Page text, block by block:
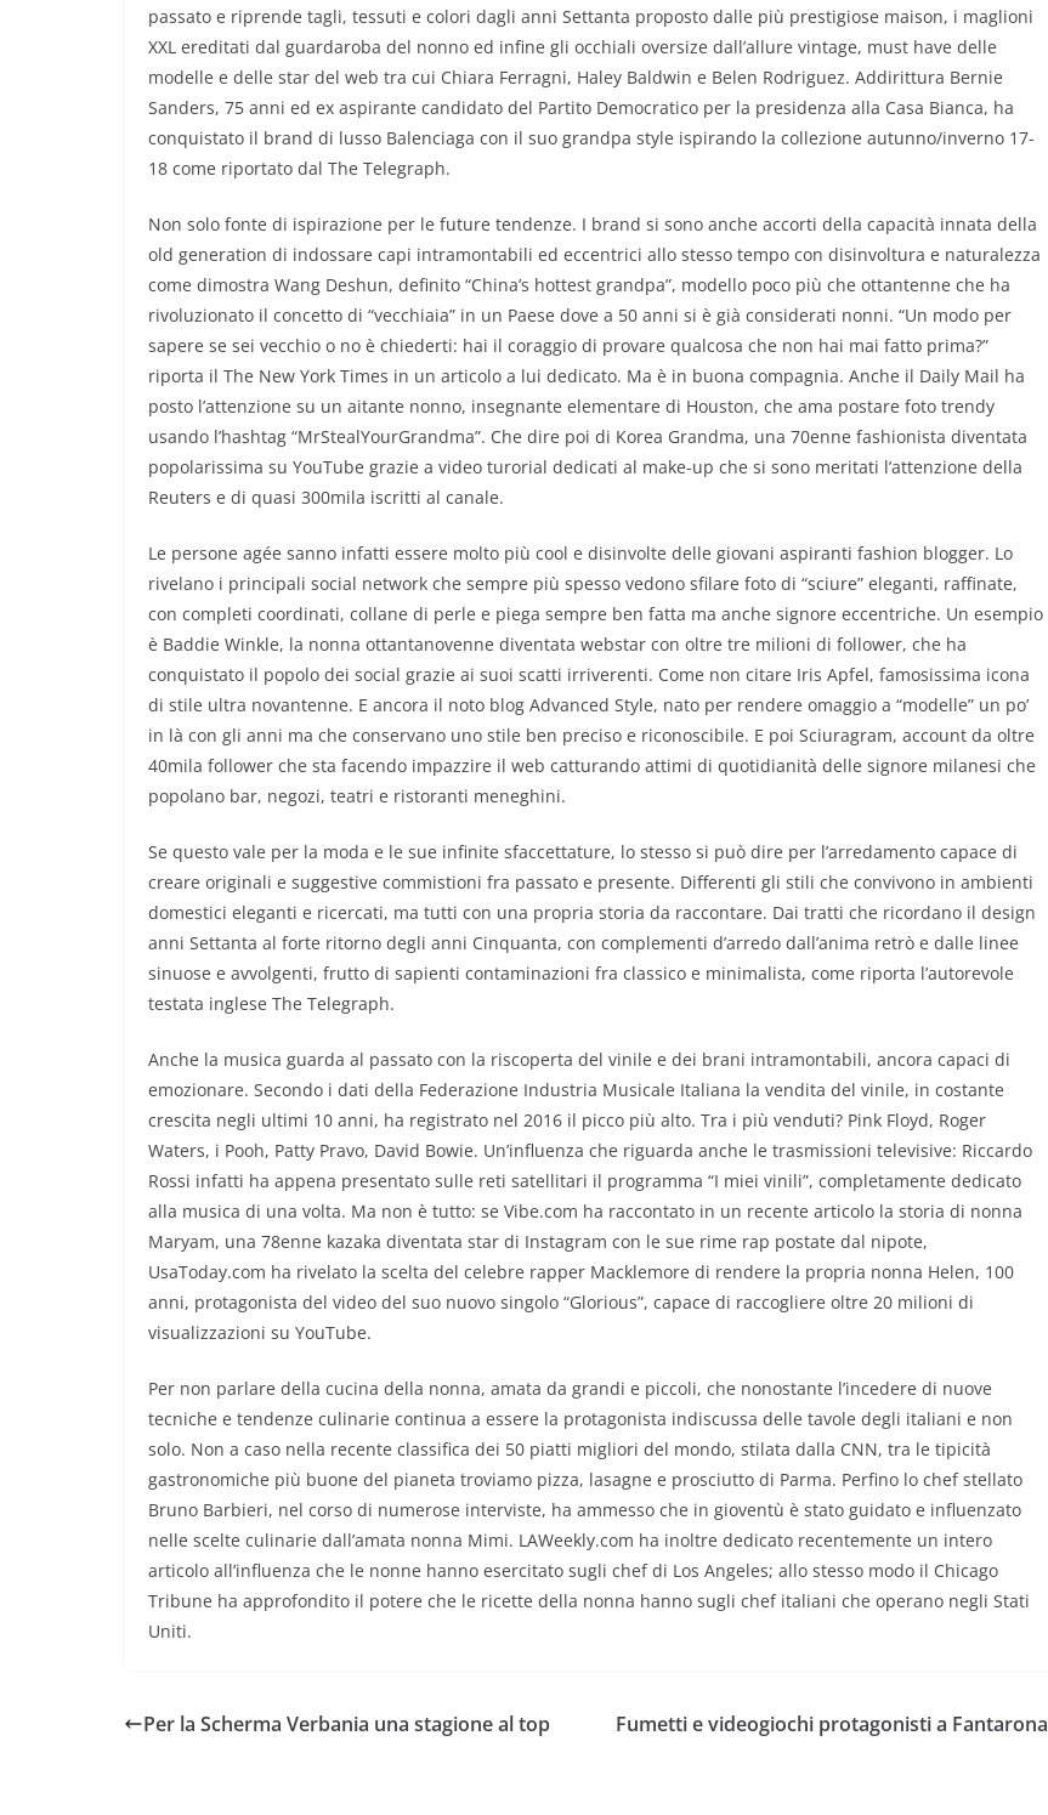
passato e riprende tagli, tessuti e colori dagli anni Settanta proposto dalle più prestigiose maison, i maglioni
XXL ereditati dal guardaroba del nonno ed infine gli occhiali oversize dall’allure vintage, must have delle
modelle e delle star del web tra cui Chiara Ferragni, Haley Baldwin e Belen Rodriguez. Addirittura Bernie
Sanders, 75 anni ed ex aspirante candidato del Partito Democratico per la presidenza alla Casa Bianca, ha
conquistato il brand di lusso Balenciaga con il suo grandpa style ispirando la collezione autunno/inverno 17-
18 come riportato dal The Telegraph.
Non solo fonte di ispirazione per le future tendenze. I brand si sono anche accorti della capacità innata della
old generation di indossare capi intramontabili ed eccentrici allo stesso tempo con disinvoltura e naturalezza
come dimostra Wang Deshun, definito “China’s hottest grandpa”, modello poco più che ottantenne che ha
rivoluzionato il concetto di “vecchiaia” in un Paese dove a 50 anni si è già considerati nonni. “Un modo per
sapere se sei vecchio o no è chiederti: hai il coraggio di provare qualcosa che non hai mai fatto prima?”
riporta il The New York Times in un articolo a lui dedicato. Ma è in buona compagnia. Anche il Daily Mail ha
posto l’attenzione su un aitante nonno, insegnante elementare di Houston, che ama postare foto trendy
usando l’hashtag “MrStealYourGrandma”. Che dire poi di Korea Grandma, una 70enne fashionista diventata
popolarissima su YouTube grazie a video turorial dedicati al make-up che si sono meritati l’attenzione della
Reuters e di quasi 300mila iscritti al canale.
Le persone agée sanno infatti essere molto più cool e disinvolte delle giovani aspiranti fashion blogger. Lo
rivelano i principali social network che sempre più spesso vedono sfilare foto di “sciure” eleganti, raffinate,
con completi coordinati, collane di perle e piega sempre ben fatta ma anche signore eccentriche. Un esempio
è Baddie Winkle, la nonna ottantanovenne diventata webstar con oltre tre milioni di follower, che ha
conquistato il popolo dei social grazie ai suoi scatti irriverenti. Come non citare Iris Apfel, famosissima icona
di stile ultra novantenne. E ancora il noto blog Advanced Style, nato per rendere omaggio a “modelle” un po’
in là con gli anni ma che conservano uno stile ben preciso e riconoscibile. E poi Sciuragram, account da oltre
40mila follower che sta facendo impazzire il web catturando attimi di quotidianità delle signore milanesi che
popolano bar, negozi, teatri e ristoranti meneghini.
Se questo vale per la moda e le sue infinite sfaccettature, lo stesso si può dire per l’arredamento capace di
creare originali e suggestive commistioni fra passato e presente. Differenti gli stili che convivono in ambienti
domestici eleganti e ricercati, ma tutti con una propria storia da raccontare. Dai tratti che ricordano il design
anni Settanta al forte ritorno degli anni Cinquanta, con complementi d’arredo dall’anima retrò e dalle linee
sinuose e avvolgenti, frutto di sapienti contaminazioni fra classico e minimalista, come riporta l’autorevole
testata inglese The Telegraph.
Anche la musica guarda al passato con la riscoperta del vinile e dei brani intramontabili, ancora capaci di
emozionare. Secondo i dati della Federazione Industria Musicale Italiana la vendita del vinile, in costante
crescita negli ultimi 10 anni, ha registrato nel 2016 il picco più alto. Tra i più venduti? Pink Floyd, Roger
Waters, i Pooh, Patty Pravo, David Bowie. Un’influenza che riguarda anche le trasmissioni televisive: Riccardo
Rossi infatti ha appena presentato sulle reti satellitari il programma “I miei vinili”, completamente dedicato
alla musica di una volta. Ma non è tutto: se Vibe.com ha raccontato in un recente articolo la storia di nonna
Maryam, una 78enne kazaka diventata star di Instagram con le sue rime rap postate dal nipote,
UsaToday.com ha rivelato la scelta del celebre rapper Macklemore di rendere la propria nonna Helen, 100
anni, protagonista del video del suo nuovo singolo “Glorious”, capace di raccogliere oltre 20 milioni di
visualizzazioni su YouTube.
Per non parlare della cucina della nonna, amata da grandi e piccoli, che nonostante l’incedere di nuove
tecniche e tendenze culinarie continua a essere la protagonista indiscussa delle tavole degli italiani e non
solo. Non a caso nella recente classifica dei 50 piatti migliori del mondo, stilata dalla CNN, tra le tipicità
gastronomiche più buone del pianeta troviamo pizza, lasagne e prosciutto di Parma. Perfino lo chef stellato
Bruno Barbieri, nel corso di numerose interviste, ha ammesso che in gioventù è stato guidato e influenzato
nelle scelte culinarie dall’amata nonna Mimi. LAWeekly.com ha inoltre dedicato recentemente un intero
articolo all’influenza che le nonne hanno esercitato sugli chef di Los Angeles; allo stesso modo il Chicago
Tribune ha approfondito il potere che le ricette della nonna hanno sugli chef italiani che operano negli Stati
Uniti.
Per la Scherma Verbania una stagione al top Fumetti e videogiochi protagonisti a Fantarona